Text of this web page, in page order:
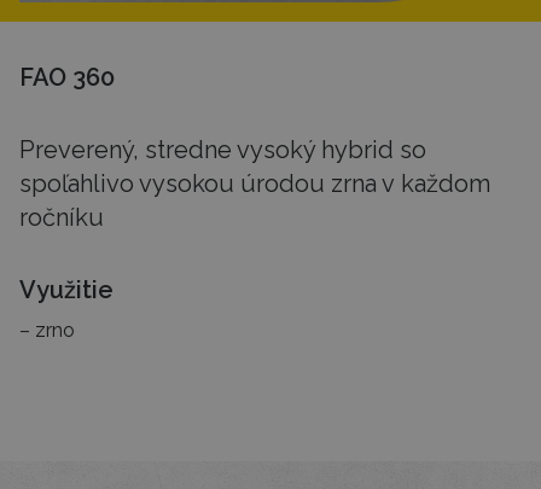
FAO 360
Preverený, stredne vysoký hybrid so
spoľahlivo vysokou úrodou zrna v každom
ročníku
Využitie
zrno